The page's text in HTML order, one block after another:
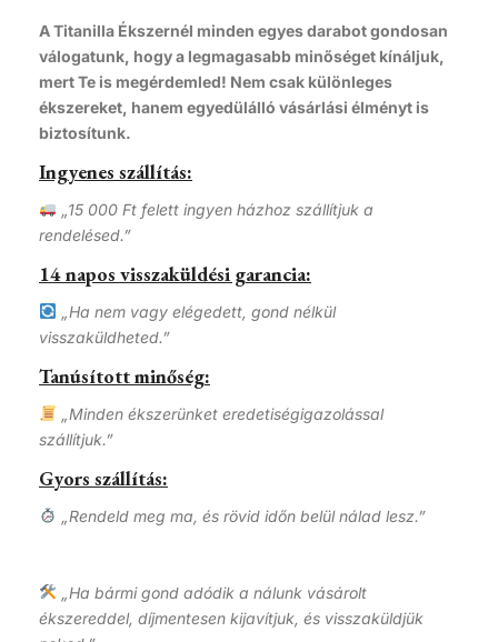
A Titanilla Ékszernél minden egyes darabot gondosan
válogatunk, hogy a legmagasabb minőséget kínáljuk,
mert Te is megérdemled! Nem csak különleges
ékszereket, hanem egyedülálló vásárlási élményt is
biztosítunk.
Ingyenes szállítás:
„15 000 Ft felett ingyen házhoz szállítjuk a
rendelésed.”
14 napos visszaküldési garancia:
„Ha nem vagy elégedett, gond nélkül
visszaküldheted.”
Tanúsított minőség:
„Minden ékszerünket eredetiségigazolással
szállítjuk.”
Gyors szállítás:
„Rendeld meg ma, és rövid időn belül nálad lesz.”
„Ha bármi gond adódik a nálunk vásárolt
ékszereddel, díjmentesen kijavítjuk, és visszaküldjük